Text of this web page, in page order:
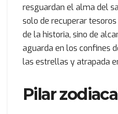
resguardan el alma del
solo de recuperar
de la historia, sino de
aguarda en los confines
las estrellas y atrapada
Pilar